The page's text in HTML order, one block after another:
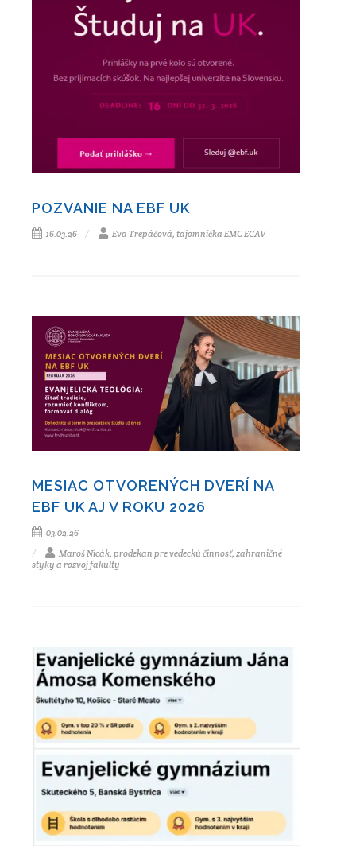
POZVANIE NA EBF UK
16.03.26 Eva Trepáčová, tajomníčka EMC ECAV
MESIAC OTVORENÝCH DVERÍ NA
EBF UK AJ V ROKU 2026
03.02.26
Maroš Nicák, prodekan pre vedeckú činnosť, zahraničné
styky a rozvoj fakulty